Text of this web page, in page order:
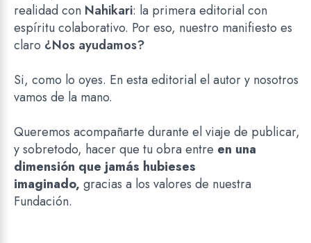
realidad con Nahikari: la primera editorial con
espíritu colaborativo. Por eso, nuestro manifiesto es
claro ¿Nos ayudamos?
Si, como lo oyes. En esta editorial el autor y nosotros
vamos de la mano.
Queremos acompañarte durante el viaje de publicar,
y sobretodo, hacer que tu obra entre en una
dimensión que jamás hubieses
imaginado, gracias a los valores de nuestra
Fundación.